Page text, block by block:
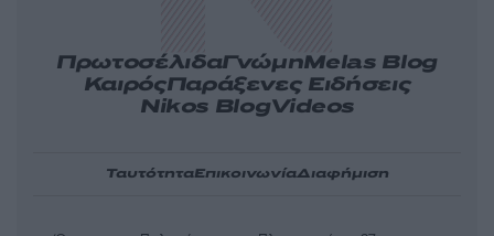
ΠρωτοσέλιδαΓνώμηMelas Blog
ΚαιρόςΠαράξενες Ειδήσεις
Nikos BlogVideos
ΤαυτότηταΕπικοινωνίαΔιαφήμιση